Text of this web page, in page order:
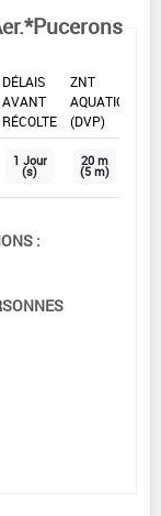
DÉLAIS
AVANT
RÉCOLTE
ZNT
AQUATIQUE
(DVP)
1 Jour
(s)
20 m
(5 m)
: